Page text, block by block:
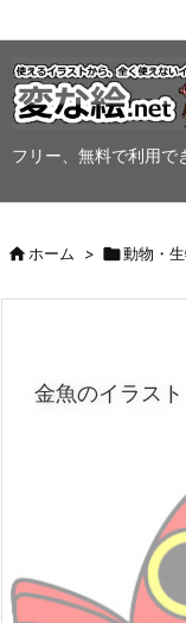
フリー、無料で利用で
ホーム > 動物・
金魚のイラスト